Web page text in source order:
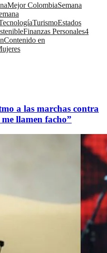
Mejor ColombiaSemana
TurismoEstados
Finanzas Personales4
Contenido en
a las marchas contra
llamen facho”